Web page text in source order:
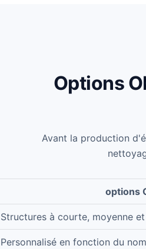
Options
Avant la production
options
Structures à courte, moyenne
Personnalisé en fonction du